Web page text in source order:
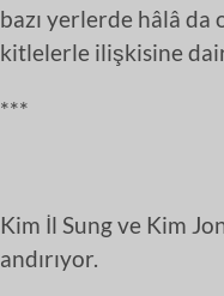
bazı yerlerde hâlâ
kitlelerle ilişkisine
***
Kim İl Sung ve Kim
andırıyor.